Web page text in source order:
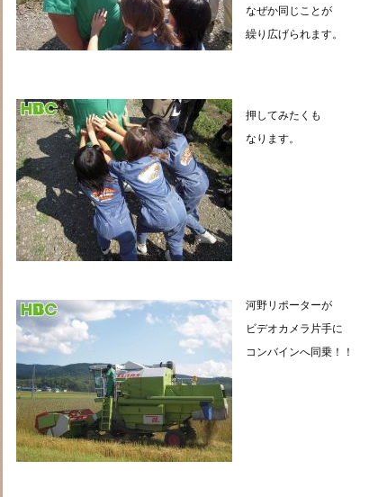
なぜか同じことが
繰り広げられます。
押してみたくも
なります。
河野リポーターが
ビデオカメラ片手に
コンバインへ同乗！！